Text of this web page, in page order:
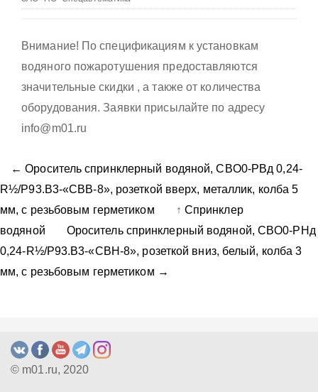
Внимание! По спецификациям к установкам
водяного пожаротушения предоставляются
значительные скидки , а также от количества
оборудования. Заявки присылайте по адресу
info@m01.ru
← Ороситель спринклерный водяной, CBO0-PBд 0,24-
R½/P93.B3-«CBВ-8», розеткой вверх, металлик, колба 5
мм, с резьбовым герметиком
↑ Спринклер
водяной
Ороситель спринклерный водяной, CBO0-PНд
0,24-R½/P93.B3-«CBН-8», розеткой вниз, белый, колба 3
мм, с резьбовым герметиком →
© m01.ru, 2020